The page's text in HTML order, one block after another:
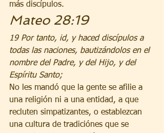
más discípulos.
Mateo 28:19
19 Por tanto, id, y haced discípulos a
todas las naciones, bautizándolos en el
nombre del Padre, y del Hijo, y del
Espíritu Santo;
No les mandó que la gente se afilie a
una religión ni a una entidad, a que
recluten simpatizantes, o establezcan
una cultura de tradiciónes que se